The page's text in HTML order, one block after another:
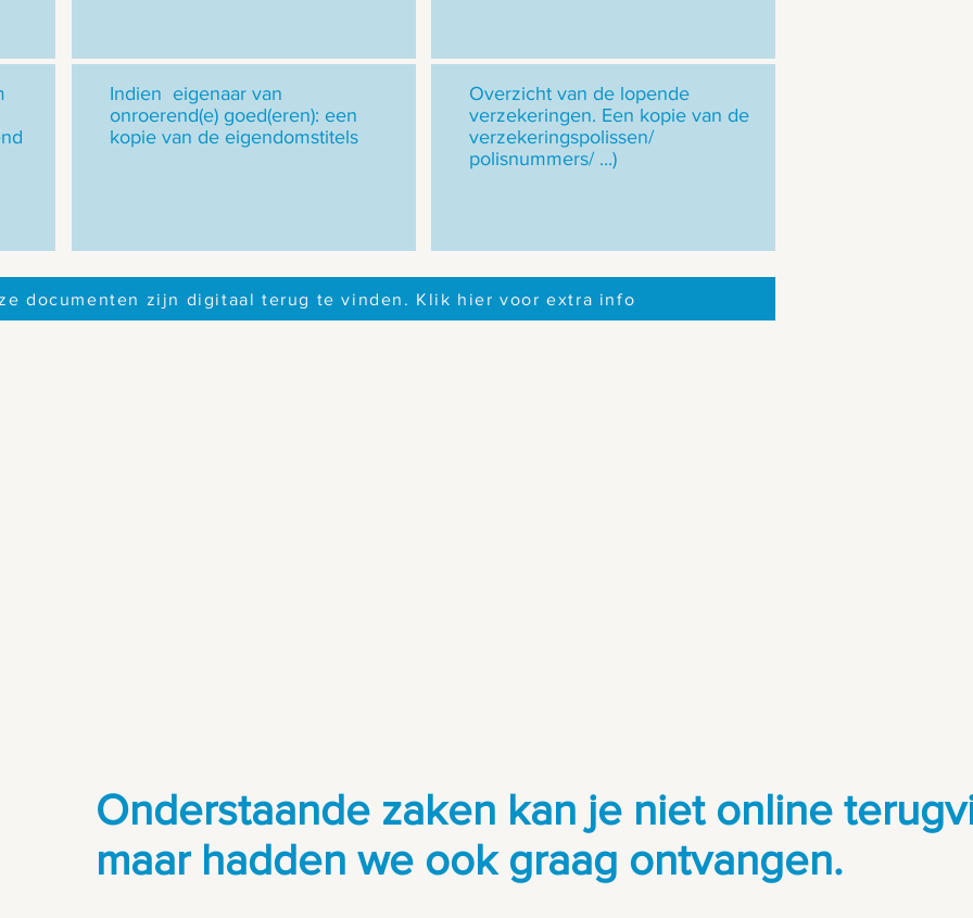
Indien eigenaar van
onroerend(e) goed(eren): een
kopie van de eigendomstitels
Overzicht van de lopende
verzekeringen. Een kopie van de
verzekeringspolissen/
polisnummers/ ...)
documenten zijn digitaal terug te vinden. Klik hier voor extra info
Onderstaande zaken kan je niet online
maar hadden we ook graag ontvangen.